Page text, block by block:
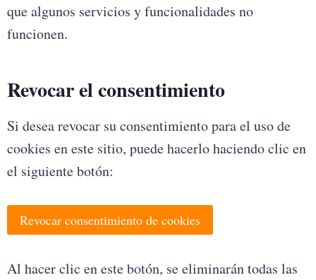
que algunos servicios y funcionalidades no
funcionen.
Revocar el consentimiento
Si desea revocar su consentimiento para el uso de
cookies en este sitio, puede hacerlo haciendo clic en
el siguiente botón:
Revocar consentimiento de cookies
Al hacer clic en este botón, se eliminarán todas las